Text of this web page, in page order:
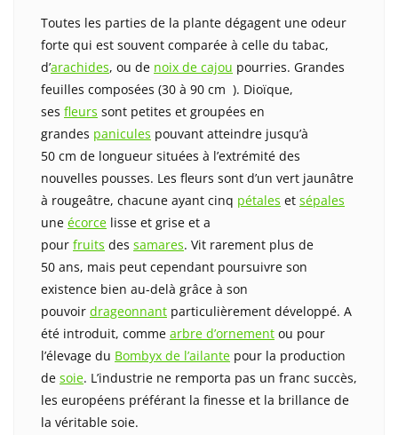
Toutes les parties de la plante dégagent une odeur
forte qui est souvent comparée à celle du tabac,
d’arachides, ou de noix de cajou pourries. Grandes
feuilles composées (30 à 90 cm ). Dioïque,
ses fleurs sont petites et groupées en
grandes panicules pouvant atteindre jusqu’à
50 cm de longueur situées à l’extrémité des
nouvelles pousses. Les fleurs sont d’un vert jaunâtre
à rougeâtre, chacune ayant cinq pétales et sépales
une écorce lisse et grise et a
pour fruits des samares. Vit rarement plus de
50 ans, mais peut cependant poursuivre son
existence bien au-delà grâce à son
pouvoir drageonnant particulièrement développé. A
été introduit, comme arbre d’ornement ou pour
l’élevage du Bombyx de l’ailante pour la production
de soie. L’industrie ne remporta pas un franc succès,
les européens préférant la finesse et la brillance de
la véritable soie.